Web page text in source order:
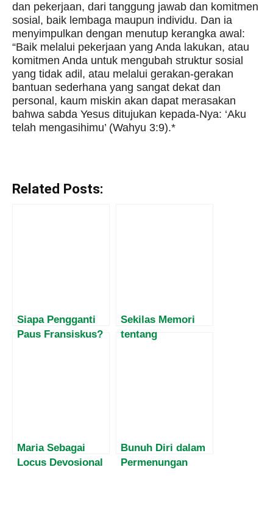
dan pekerjaan, dari tanggung jawab dan komitmen
sosial, baik lembaga maupun individu. Dan ia
menyimpulkan dengan menutup kerangka awal:
“Baik melalui pekerjaan yang Anda lakukan, atau
komitmen Anda untuk mengubah struktur sosial
yang tidak adil, atau melalui gerakan-gerakan
bantuan sederhana yang sangat dekat dan
personal, kaum miskin akan dapat merasakan
bahwa sabda Yesus ditujukan kepada-Nya: ‘Aku
telah mengasihimu’ (Wahyu 3:9).*
Related Posts:
Siapa Pengganti
Paus Fransiskus?
Sekilas Memori
tentang
Maria Sebagai
Locus Devosional
Bunuh Diri dalam
Permenungan